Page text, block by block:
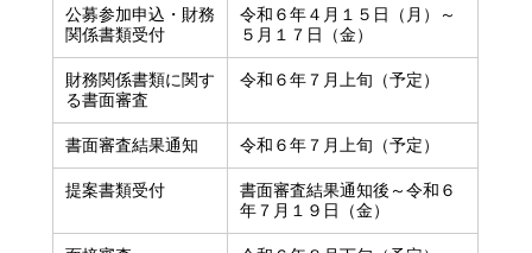
公募参加申込・財務
関係書類受付
令和６年４月１５日（月）～
５月１７日（金）
財務関係書類に関す
る書面審査
令和６年７月上旬（予定）
書面審査結果通知 令和６年７月上旬（予定）
提案書類受付
書面審査結果通知後～令和６
年７月１９日（金）